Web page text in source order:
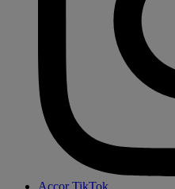
Accor TikTok